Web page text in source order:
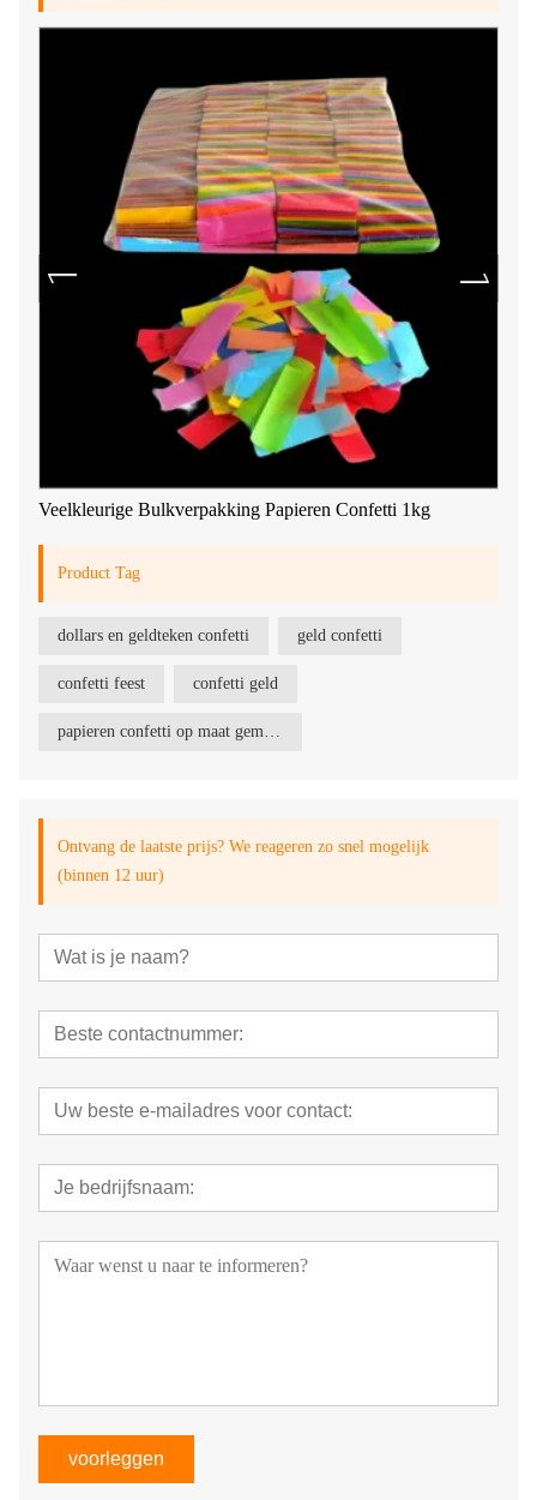
Veelkleurige Bulkverpakking Papieren Confetti 1kg
Product Tag
dollars en geldteken confetti geld confetti
confetti feest confetti geld
papieren confetti op maat gemaakt
Ontvang de laatste prijs? We reageren zo snel mogelijk
(binnen 12 uur)
voorleggen